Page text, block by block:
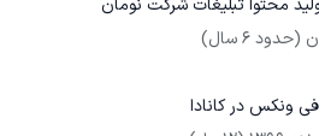
محتوا تبلیغات شرکت نومان
(حدود 6 سال)
ونکس در کانادا